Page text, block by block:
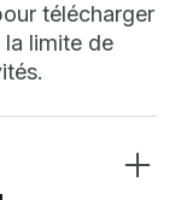
télécharger
limite de